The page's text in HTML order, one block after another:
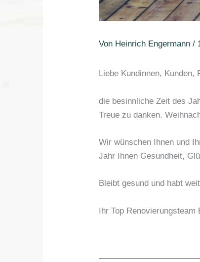
Von Heinrich Engermann/
Liebe Kundinnen, Kunden,
die besinnliche Zeit des
Treue zu danken.
Wir wünschen Ihnen und
Jahr Ihnen Gesundheit,
Bleibt gesund und habt
Ihr Top Renovierungsteam